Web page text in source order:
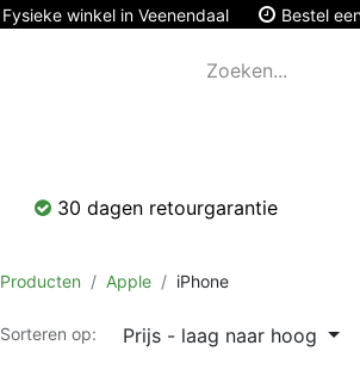
Fysieke winkel in Veenendaal Bestel
30 dagen retourgarantie
Producten Apple iPhone
Sorteren op: Prijs - laag naar hoog